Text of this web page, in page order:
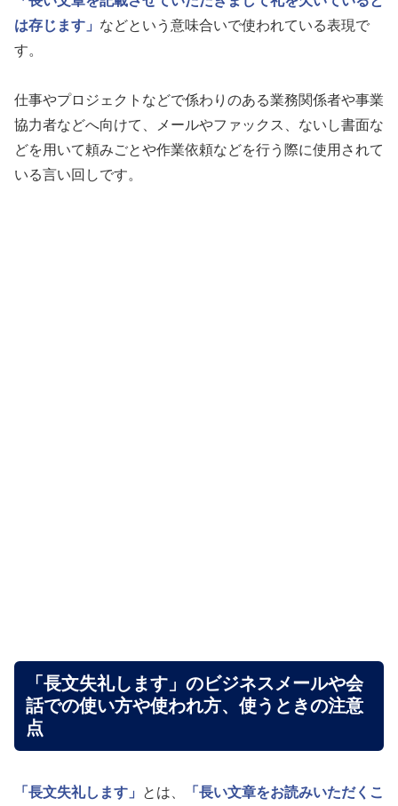
は存じます」 などという意味合いで使われている表現で
す。
仕事やプロジェクトなどで係わりのある業務関係者や事業
協力者などへ向けて、メールやファックス、ないし書面な
どを用いて頼みごとや作業依頼などを行う際に使用されて
いる言い回しです。
「長文失礼します」のビジネスメールや会
話での使い方や使われ方、使うときの注意
点
「長文失礼します」 とは、
「長い文章をお読みいただくこ